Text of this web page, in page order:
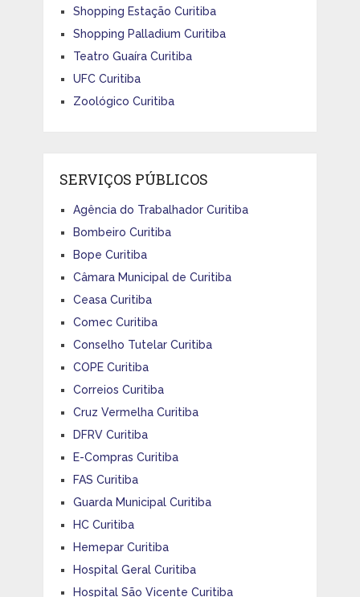
Shopping Estação Curitiba
Shopping Palladium Curitiba
Teatro Guaíra Curitiba
UFC Curitiba
Zoológico Curitiba
SERVIÇOS PÚBLICOS
Agência do Trabalhador Curitiba
Bombeiro Curitiba
Bope Curitiba
Câmara Municipal de Curitiba
Ceasa Curitiba
Comec Curitiba
Conselho Tutelar Curitiba
COPE Curitiba
Correios Curitiba
Cruz Vermelha Curitiba
DFRV Curitiba
E-Compras Curitiba
FAS Curitiba
Guarda Municipal Curitiba
HC Curitiba
Hemepar Curitiba
Hospital Geral Curitiba
Hospital São Vicente Curitiba